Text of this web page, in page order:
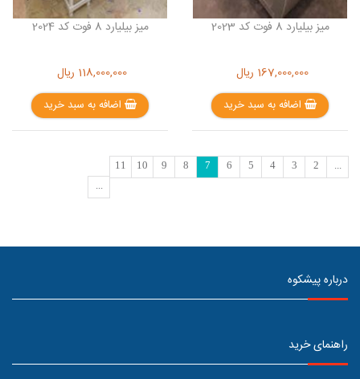
میز بیلیارد 8 فوت کد 2023
167,000,000 ریال
اضافه به سبد خرید
میز بیلیارد 8 فوت کد 2024
118,000,000 ریال
اضافه به سبد خرید
...
2
3
4
5
6
7
8
9
10
11
...
درباره پیشکوه
راهنمای خرید